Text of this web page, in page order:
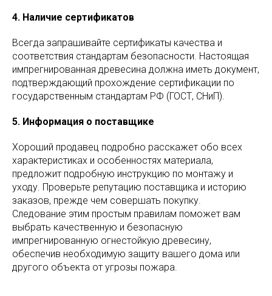
4. Наличие сертификатов
Всегда запрашивайте сертификаты качества и
соответствия стандартам безопасности. Настоящая
импрегнированная древесина должна иметь документ,
подтверждающий прохождение сертификации по
государственным стандартам РФ (ГОСТ, СНиП).
5. Информация о поставщике
Хороший продавец подробно расскажет обо всех
характеристиках и особенностях материала,
предложит подробную инструкцию по монтажу и
уходу. Проверьте репутацию поставщика и историю
заказов, прежде чем совершать покупку.
Следование этим простым правилам поможет вам
выбрать качественную и безопасную
импрегнированную огнестойкую древесину,
обеспечив необходимую защиту вашего дома или
другого объекта от угрозы пожара.